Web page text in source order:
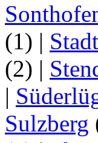
(1) |
(2) |
|
Sulzberg